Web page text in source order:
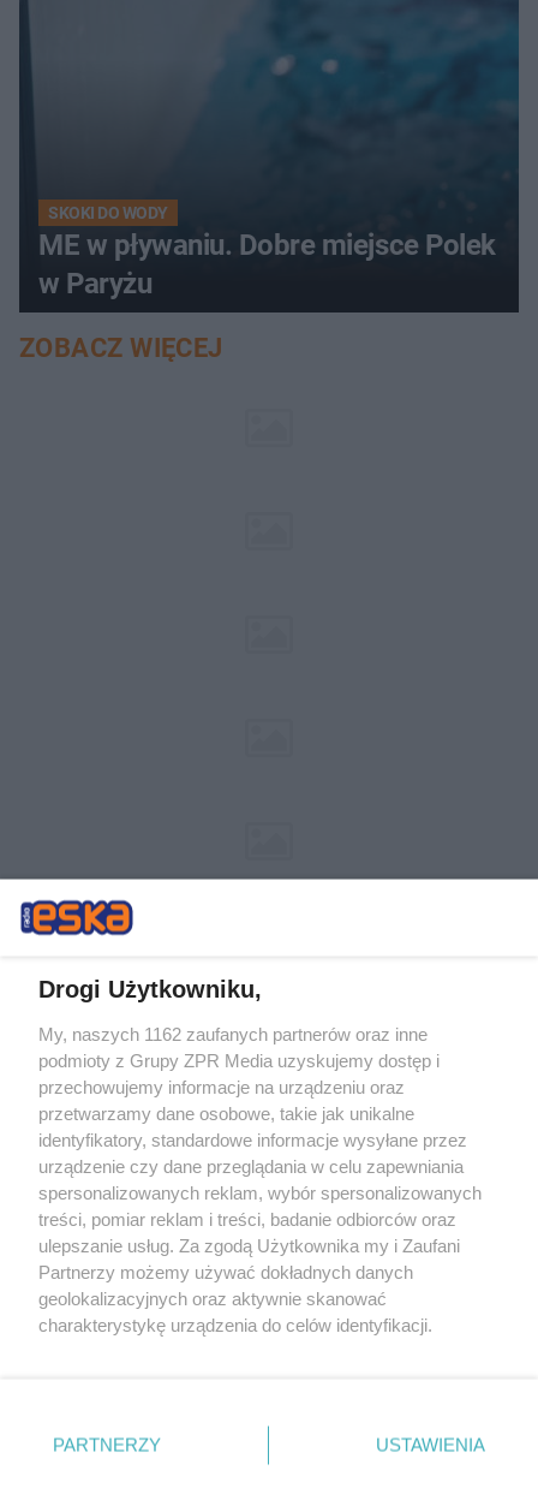
SKOKI DO WODY
ME w pływaniu. Dobre miejsce Polek
w Paryżu
ZOBACZ WIĘCEJ
Żaden utwór zamieszczony w serwisie nie może być powielany i
rozpowszechniany lub dalej rozpowszechniany w jakikolwiek sposób (w
tym także elektroniczny lub mechaniczny) na jakimkolwiek polu
eksploatacji w jakiejkolwiek formie, włącznie z umieszczaniem w
Internecie bez pisemnej zgody właściciela praw. Jakiekolwiek użycie lub
wykorzystanie utworów w całości lub w części z naruszeniem prawa,
tzn. bez właściwej zgody, jest zabronione pod groźbą kary i może być
ścigane prawnie.
Drogi Użytkowniku,
My, naszych 1162 zaufanych partnerów oraz inne
podmioty z Grupy ZPR Media uzyskujemy dostęp i
przechowujemy informacje na urządzeniu oraz
przetwarzamy dane osobowe, takie jak unikalne
identyfikatory, standardowe informacje wysyłane przez
urządzenie czy dane przeglądania w celu zapewniania
spersonalizowanych reklam, wybór spersonalizowanych
treści, pomiar reklam i treści, badanie odbiorców oraz
ulepszanie usług. Za zgodą Użytkownika my i Zaufani
Partnerzy możemy używać dokładnych danych
geolokalizacyjnych oraz aktywnie skanować
charakterystykę urządzenia do celów identyfikacji.
zmienić/wycofać klikając przycisk ustawień prywatności
znajdujący się w lewym dolnym rogu strony
PARTNERZY USTAWIENIA